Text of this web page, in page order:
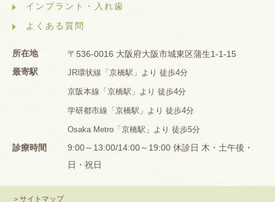
インプラント・入れ歯
よくある質問
所在地
〒536-0016 大阪府大阪市城東区蒲生1-1-15
最寄駅
JR環状線「京橋駅」より 徒歩4分
京阪本線「京橋駅」より 徒歩4分
学研都市線「京橋駅」より 徒歩4分
Osaka Metro「京橋駅」より 徒歩5分
診療時間
9:00～13:00/14:00～19:00 休診日 木・土午後・
日・祝日
＞サイトマップ